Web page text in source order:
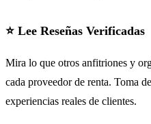
⭐ Lee Reseñas Verificadas
Mira lo que otros anfitriones y
cada proveedor de renta. Toma
experiencias reales de clientes.